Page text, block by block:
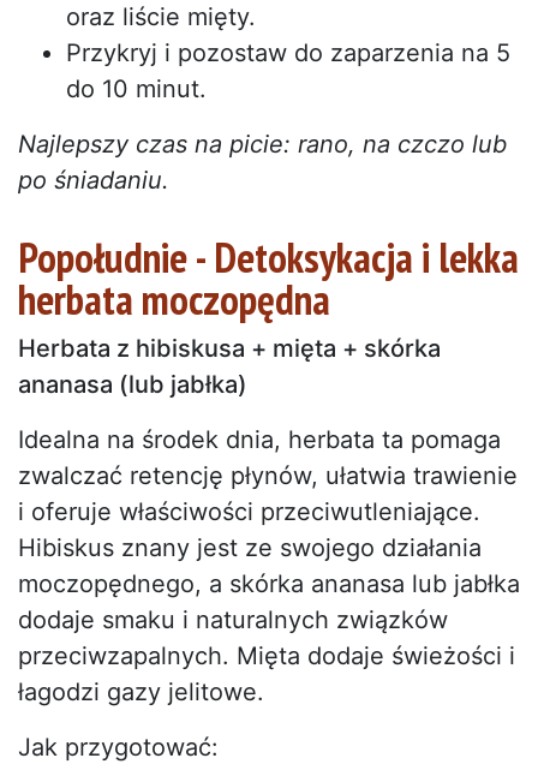
oraz liście mięty.
Przykryj i pozostaw do zaparzenia na 5
do 10 minut.
Najlepszy czas na picie: rano, na czczo lub
po śniadaniu.
Popołudnie - Detoksykacja i lekka
herbata moczopędna
Herbata z hibiskusa + mięta + skórka
ananasa (lub jabłka)
Idealna na środek dnia, herbata ta pomaga
zwalczać retencję płynów, ułatwia trawienie
i oferuje właściwości przeciwutleniające.
Hibiskus znany jest ze swojego działania
moczopędnego, a skórka ananasa lub jabłka
dodaje smaku i naturalnych związków
przeciwzapalnych. Mięta dodaje świeżości i
łagodzi gazy jelitowe.
Jak przygotować: